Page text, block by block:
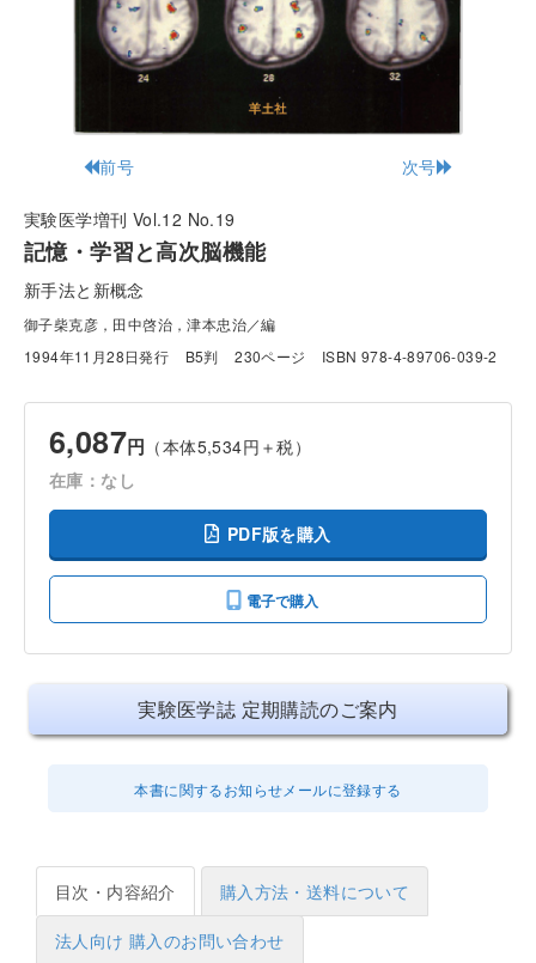
前号 次号
実験医学増刊 Vol.12 No.19
記憶・学習と高次脳機能
新手法と新概念
御子柴克彦，田中啓治，津本忠治／編
1994年11月28日発行
B5判 230ページ ISBN 978-4-89706-039-2
6,087円 （本体5,534円＋税）
在庫：なし
PDF版を購入
電子で購入
実験医学誌 定期購読のご案内
本書に関するお知らせメールに登録する
目次・内容紹介 購入方法・送料について
法人向け 購入のお問い合わせ